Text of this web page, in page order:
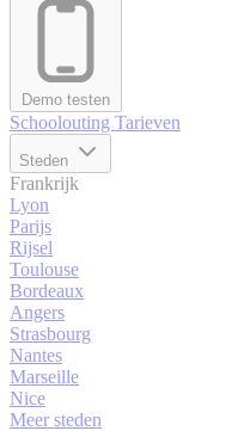
Demo testen
Schoolouting Tarieven
Steden
Frankrijk
Lyon
Parijs
Rijsel
Toulouse
Bordeaux
Angers
Strasbourg
Nantes
Marseille
Nice
Meer steden